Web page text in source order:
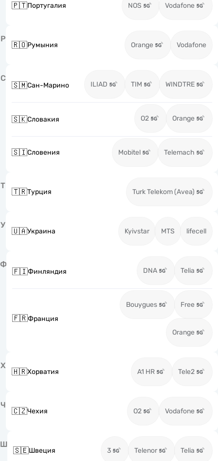
🇵🇹Португалия NOS Vodafone
Р
🇷🇴Румыния Orange Vodafone
С
🇸🇲Сан-Марино ILIAD TIM WINDTRE
🇸🇰Словакия O2 Orange
🇸🇮Словения Mobitel Telemach
Т
🇹🇷Турция Turk Telekom (Avea)
У
🇺🇦Украина Kyivstar MTS lifecell
Ф
🇫🇮Финляндия DNA Telia
🇫🇷Франция
Bouygues Free
Orange
Х
🇭🇷Хорватия A1 HR Tele2
Ч
🇨🇿Чехия O2 Vodafone
Ш
🇸🇪Швеция 3 Telenor Telia